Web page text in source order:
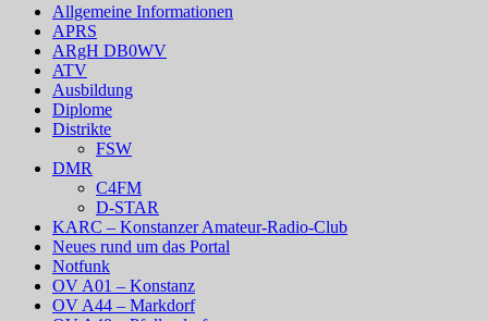
Allgemeine Informationen
APRS
ARgH DB0WV
ATV
Ausbildung
Diplome
Distrikte
FSW
DMR
C4FM
D-STAR
KARC – Konstanzer Amateur-Radio-Club
Neues rund um das Portal
Notfunk
OV A01 – Konstanz
OV A44 – Markdorf